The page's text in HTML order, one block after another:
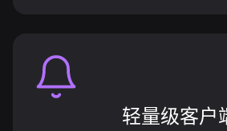
轻量级客户